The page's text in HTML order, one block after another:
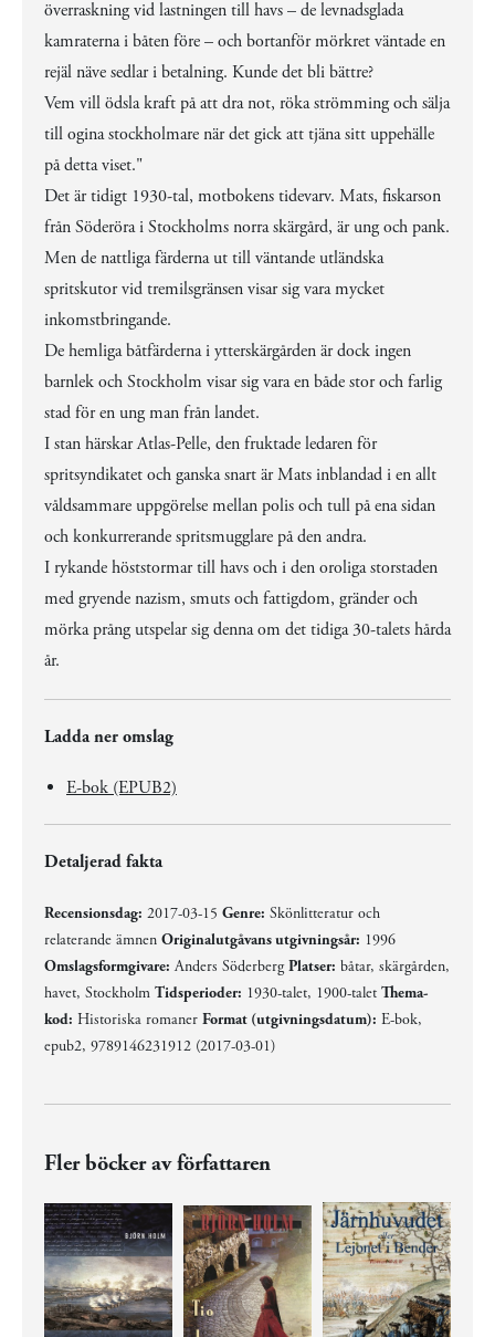
överraskning vid lastningen till havs – de levnadsglada
kamraterna i båten före – och bortanför mörkret väntade en
rejäl näve sedlar i betalning. Kunde det bli bättre?
Vem vill ödsla kraft på att dra not, röka strömming och sälja
till ogina stockholmare när det gick att tjäna sitt uppehälle
på detta viset."
Det är tidigt 1930-tal, motbokens tidevarv. Mats, fiskarson
från Söderöra i Stockholms norra skärgård, är ung och pank.
Men de nattliga färderna ut till väntande utländska
spritskutor vid tremilsgränsen visar sig vara mycket
inkomstbringande.
De hemliga båtfärderna i ytterskärgården är dock ingen
barnlek och Stockholm visar sig vara en både stor och farlig
stad för en ung man från landet.
I stan härskar Atlas-Pelle, den fruktade ledaren för
spritsyndikatet och ganska snart är Mats inblandad i en allt
våldsammare uppgörelse mellan polis och tull på ena sidan
och konkurrerande spritsmugglare på den andra.
I rykande höststormar till havs och i den oroliga storstaden
med gryende nazism, smuts och fattigdom, gränder och
mörka prång utspelar sig denna om det tidiga 30-talets hårda
år.
Ladda ner omslag
E-bok (EPUB2)
Detaljerad fakta
Recensionsdag: 2017-03-15 Genre: Skönlitteratur och
relaterande ämnen Originalutgåvans utgivningsår: 1996
Omslagsformgivare: Anders SöderbergPlatser: båtar, skärgården,
havet, Stockholm Tidsperioder: 1930-talet, 1900-talet Thema-
kod: Historiska romaner Format (utgivningsdatum): E-bok,
epub2, 9789146231912 (2017-03-01)
Fler böcker av författaren